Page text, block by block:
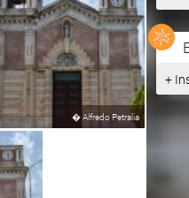
�Alfredo Petralia
+